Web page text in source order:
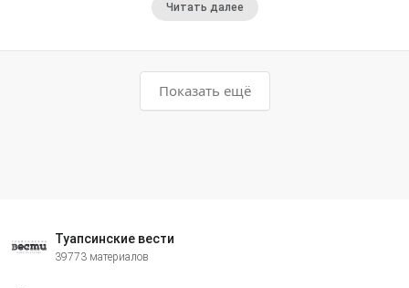
Читать далее
Показать ещё
Туапсинские вести
39773 материалов